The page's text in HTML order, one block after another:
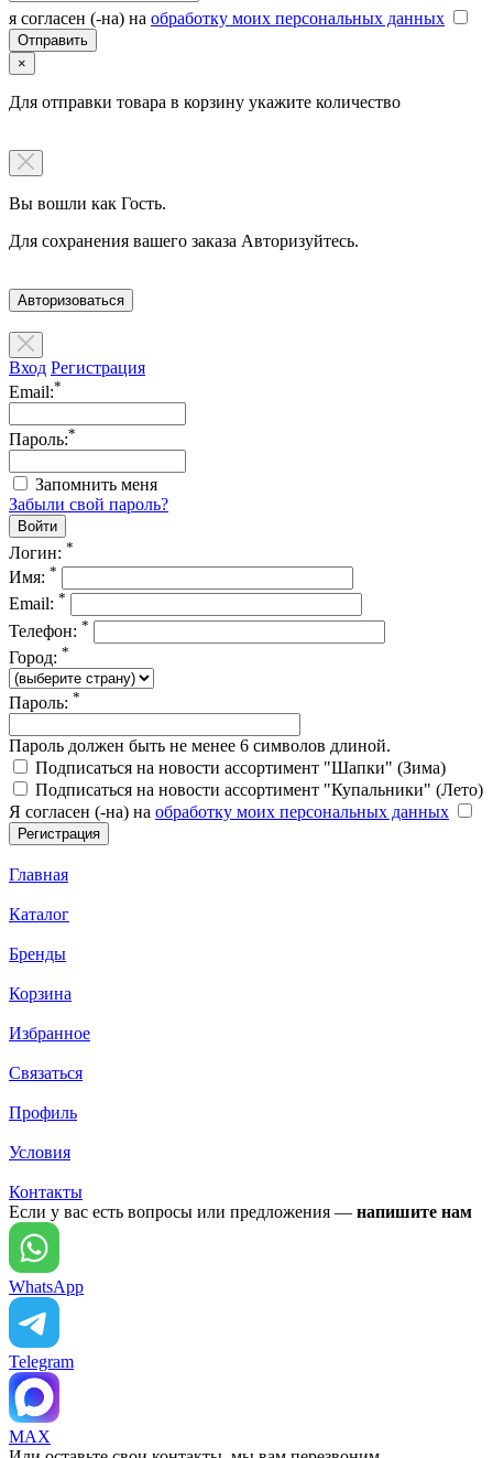
я согласен (-на) на обработку моих персональных данных
×
Для отправки товара в корзину укажите количество
Вы вошли как Гость.
Для сохранения вашего заказа Авторизуйтесь.
Авторизоваться
Вход Регистрация
Email:*
Пароль:*
Запомнить меня
Забыли свой пароль?
Логин: *
Имя: *
Email: *
Телефон: *
Город: *
Пароль: *
Пароль должен быть не менее 6 символов длиной.
Подписаться на новости ассортимент "Шапки" (Зима)
Подписаться на новости ассортимент "Купальники" (Лето)
Я согласен (-на) на обработку моих персональных данных
Главная
Каталог
Бренды
Корзина
Избранное
Связаться
Профиль
Условия
Контакты
Если у вас есть вопросы или предложения — напишите нам
WhatsApp
Telegram
MAX